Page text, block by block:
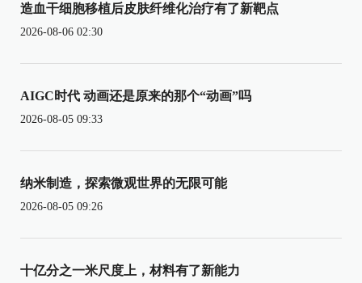
造血干细胞移植后皮肤纤维化治疗有了新靶点
2026-08-06 02:30
AIGC时代 动画还是原来的那个“动画”吗
2026-08-05 09:33
纳米制造，探索微观世界的无限可能
2026-08-05 09:26
十亿分之一米尺度上，材料有了新能力